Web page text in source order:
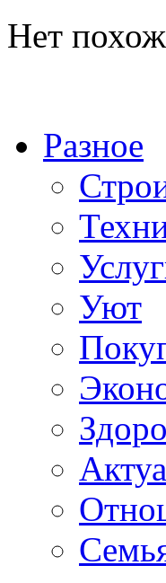
Нет
Разное
Уют